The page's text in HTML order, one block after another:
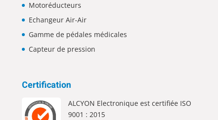
Motoréducteurs
Echangeur Air-Air
Gamme de pédales médicales
Capteur de pression
Certification
ALCYON Electronique est certifiée ISO
9001 : 2015